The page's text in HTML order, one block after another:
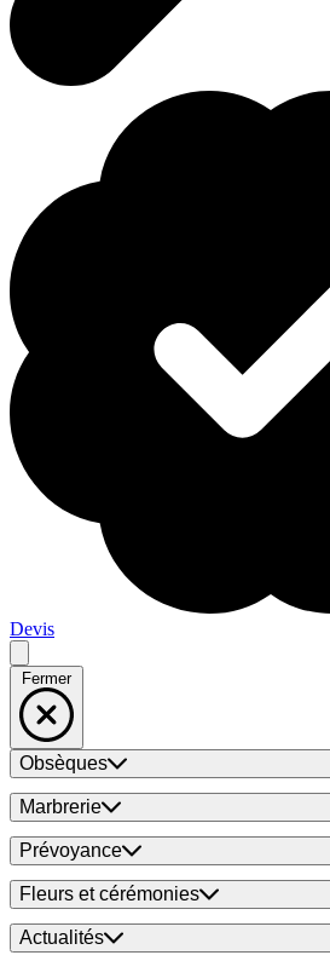
Devis
Fermer
Obsèques
Marbrerie
Prévoyance
Fleurs et cérémonies
Actualités